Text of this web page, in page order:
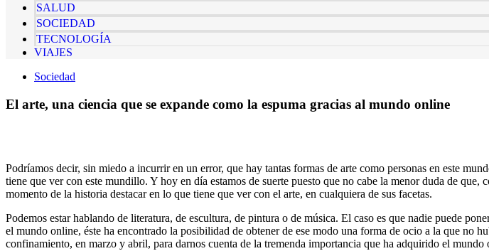
SALUD
SOCIEDAD
TECNOLOGÍA
VIAJES
Sociedad
El arte, una ciencia que se expande como la espuma gracias al mundo online
Podríamos decir, sin miedo a incurrir en un error, que hay tantas formas de arte como personas en este
tiene que ver con este mundillo. Y hoy en día estamos de suerte puesto que no cabe la menor duda de
momento de la historia destacar en lo que tiene que ver con el arte, en cualquiera de sus facetas.
Podemos estar hablando de literatura, de escultura, de pintura o de música. El caso es que nadie puede
el mundo online, éste ha encontrado la posibilidad de obtener de ese modo una forma de ocio a la que no
confinamiento, en marzo y abril, para darnos cuenta de la tremenda importancia que ha adquirido el